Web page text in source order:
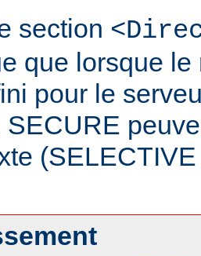
section
que lorsque
pour le
SECURE